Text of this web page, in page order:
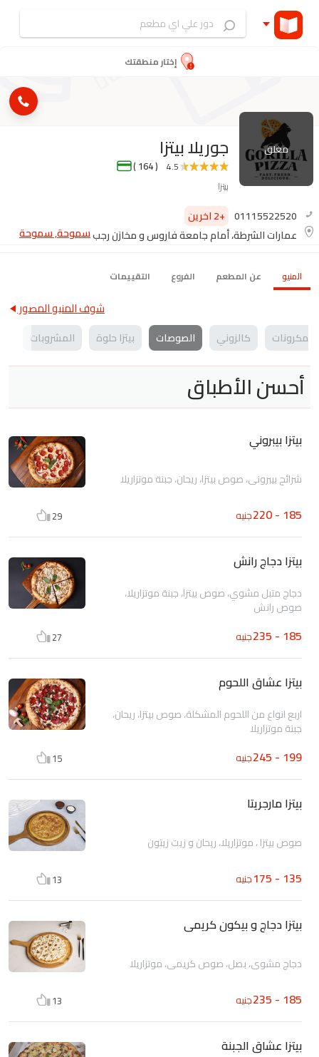
إختار منطقتك
مغلق جوريلا بيتزا
4.5
( 164 )
بيتزا
01115522520 +2 اخرين
عمارات الشرطة، أمام جامعة فاروس و مخازن رجبسموحة, سموحة
المنيو عن المطعم الفروع التقييمات
شوف المنيو المصور
المكرونات كالزوني الصوصات بيتزا حلوة المشروبات
أحسن الأطباق
بيتزا بيبروني
شرائح بيبروني، صوص بيتزا، ريحان، جبنة موتزاريلا
185 - 220 جنيه 29
بيتزا دجاج رانش
دجاج متبل مشوي، صوص بيتزا، جبنة موتزاريلا،
صوص رانش
185 - 235 جنيه 27
بيتزا عشاق اللحوم
اربع انواع من اللحوم المشكلة، صوص بيتزا، ريحان،
جبنة موتزاريلا
199 - 245 جنيه 15
بيتزا مارجريتا
صوص بيتزا ، موتزاريلا، ريحان و زيت زيتون
135 - 175 جنيه 13
بيتزا دجاج و بيكون كريمى
دجاج مشوي، بصل، صوص كريمي، موتزاريلا
185 - 235 جنيه 13
بيتزا عشاق الجبنة